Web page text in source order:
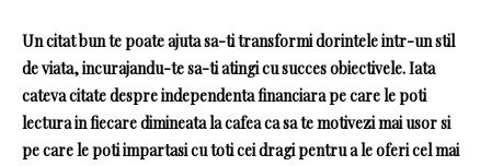
Un citat bun te poate ajuta sa-ti transformi dorintele intr-un stil
de viata, incurajandu-te sa-ti atingi cu succes obiectivele. Iata
cateva citate despre independenta financiara pe care le poti
lectura in fiecare dimineata la cafea ca sa te motivezi mai usor si
pe care le poti impartasi cu toti cei dragi pentru a le oferi cel mai